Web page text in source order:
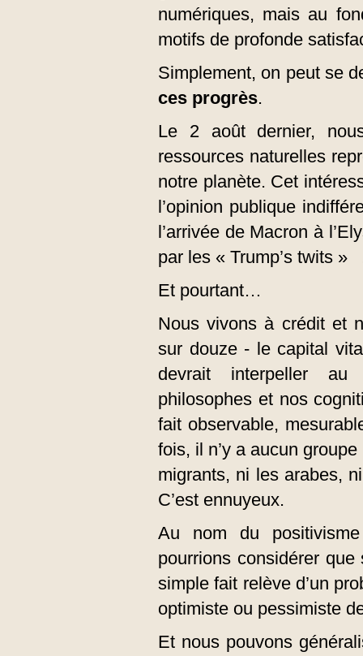
numériques, mais au
motifs de profonde
Simplement, on peut se
ces progrès.
Le 2 août dernier,
ressources naturelles
notre planète. Cet
l’opinion publique
l’arrivée de Macron à
par les « Trump’s twits »
Et pourtant…
Nous vivons à crédit et
sur douze - le capital
devrait interpeller au
philosophes et nos
fait observable,
fois, il n’y a aucun
migrants, ni les arabes,
C’est ennuyeux.
Au nom du
pourrions considérer
simple fait relève d’un
optimiste ou pessimiste
Et nous pouvons